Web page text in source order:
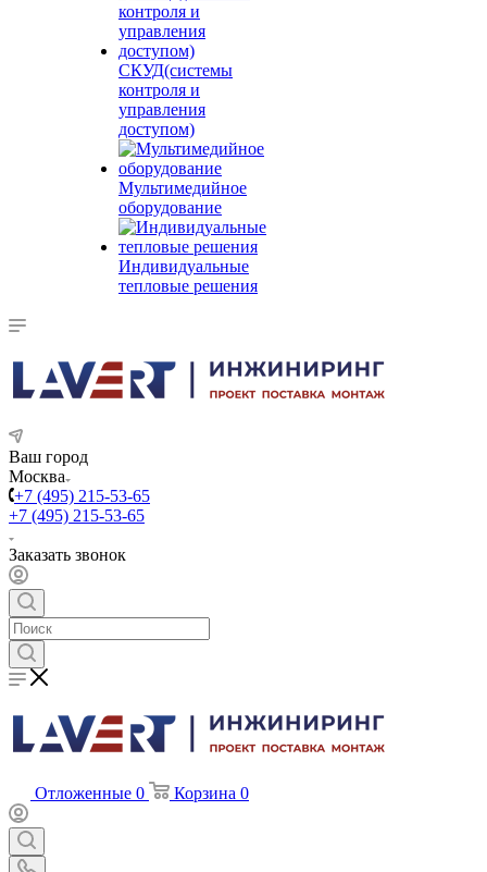
СКУД(системы
контроля и
управления
доступом)
Мультимедийное
оборудование
Индивидуальные
тепловые решения
Ваш город
Москва
+7 (495) 215-53-65
+7 (495) 215-53-65
Заказать звонок
Отложенные 0 Корзина 0